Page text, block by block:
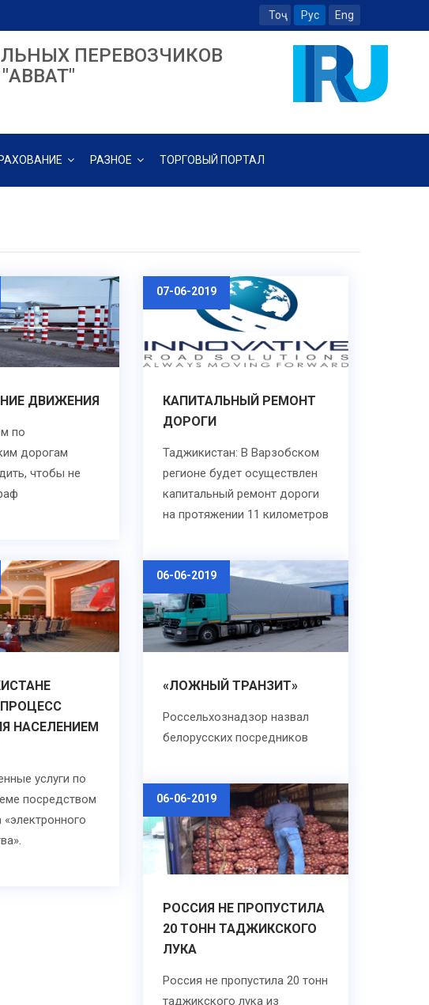
Тоҷ Рус Eng
ПЕРЕВОЗЧИКОВ
РАЗНОЕ ТОРГОВЫЙ ПОРТАЛ
ДВИЖЕНИЯ
по
дорогам
чтобы не
07-06-2019
КАПИТАЛЬНЫЙ РЕМОНТ
ДОРОГИ
Таджикистан: В Варзобском
регионе будет осуществлен
капитальный ремонт дороги
на протяжении 11 километров
НАСЕЛЕНИЕМ
услуги по
посредством
06-06-2019
«ЛОЖНЫЙ ТРАНЗИТ»
Россельхознадзор назвал
белорусских посредников
06-06-2019
РОССИЯ НЕ ПРОПУСТИЛА
20 ТОНН ТАДЖИКСКОГО
ЛУКА
Россия не пропустила 20 тонн
таджикского лука из